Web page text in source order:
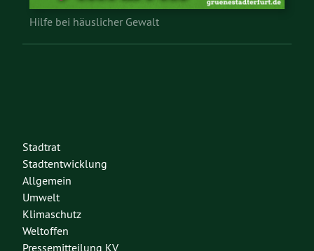
Hilfe bei häuslicher Gewalt
Stadtrat
Stadtentwicklung
Allgemein
Umwelt
Klimaschutz
Weltoffen
Pressemitteilung KV